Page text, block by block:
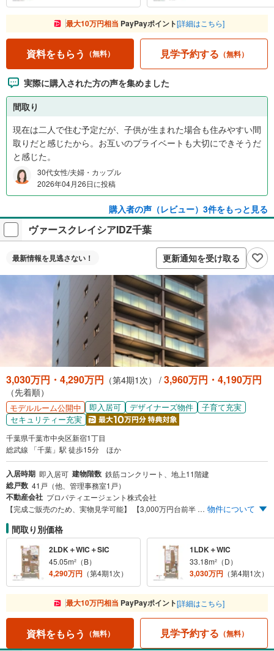
最大10万円相当 PayPayポイント[詳細はこちら]
資料をもらう （無料） 見学予約する （無料）
実際に購入された方の声を集めました
間取り
現在は二人で住む予定だが、子供が生まれた場合も住みやすい間
取りだと感じたから。お互いのプライベートも大切にできそうだ
と感じた。
30代女性/夫婦・カップル
2026年04月26日に投稿
購入者の声（レビュー）3件をもっと見る
ヴァースクレイシアIDZ千葉
最新情報を見逃さない！ 更新通知を受け取る
3,030万円・4,290万円 （第4期1次） / 3,960万円・4,190万円
（先着順）
モデルルーム公開中 即入居可 デザイナーズ物件
子育て充実
セキュリティー充実
千葉県千葉市中央区新宿1丁目
総武線 「千葉」駅 徒歩15分 ほか
入居時期 即入居可 建物階数 鉄筋コンクリート、地上11階建
総戸数 41戸（他、管理事務室1戸）
不動産会社 プロパティエージェント株式会社
【完成ご販売のため、実物見学可能】 【3,000万円台前半 1LDK/上層階 検討可能】 【4,000万前半 2LDK中層 検討可能】 「千葉中央」駅徒歩8分、「千葉」駅へ自転車5分。 ホテルライクな内廊下設計・角住戸率100％に加え、千葉駅エリア初の顔認証セキュリティを採用。 快適性と先進性を兼ね備えた、新時代の住まいです。 1LDK（34m²超・収納率15％超）から2LDK（45m²超・南西向き）まで多彩なプランをご用意。 ライフスタイルに合わせてお選びいただけます。 ※お問い合わせの際は「Yahoo！不動産を見た」とお伝えください。お電話番号のご記入で、よりスムーズにご案内いたします。 物件について
間取り別価格
2LDK＋WIC＋SIC
45.05m²（B）
4,290万円 （第4期1次）
1LDK＋WIC
33.18m²（D）
3,030万円 （第4期1次）
最大10万円相当 PayPayポイント[詳細はこちら]
資料をもらう （無料） 見学予約する （無料）